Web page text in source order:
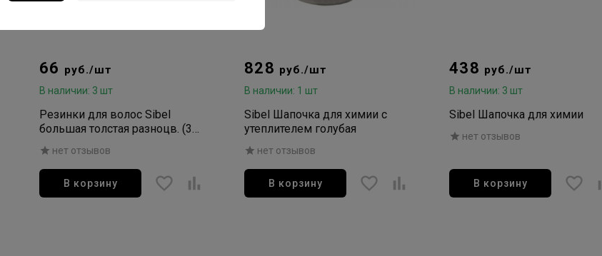
66 руб./шт
В наличии: 3 шт
Резинки для волос Sibel
большая толстая разноцв. (3
шт/уп)
нет отзывов
В корзину
828 руб./шт
В наличии: 1 шт
Sibel Шапочка для химии с
утеплителем голубая
нет отзывов
В корзину
438 руб./шт
В наличии: 3 шт
Sibel Шапочка для химии
нет отзывов
В корзину